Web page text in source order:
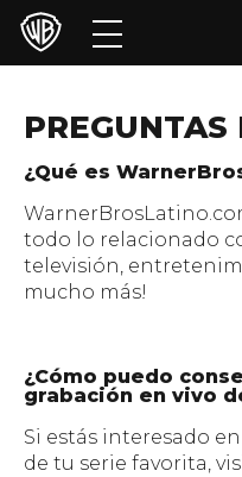
Películas
Juegos y
Franquicias
Colecciones
Noticias
Experiencias
PREGUNTAS
¿Qué es
todo lo relacionado
televisión,
mucho más!
¿Cómo puedo
grabación en vivo
Si estás interesado
de tu serie favorita,